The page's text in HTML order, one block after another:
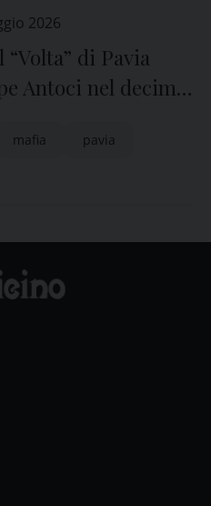
2026
di Pavia
Antoci nel decimo
mafia pavia